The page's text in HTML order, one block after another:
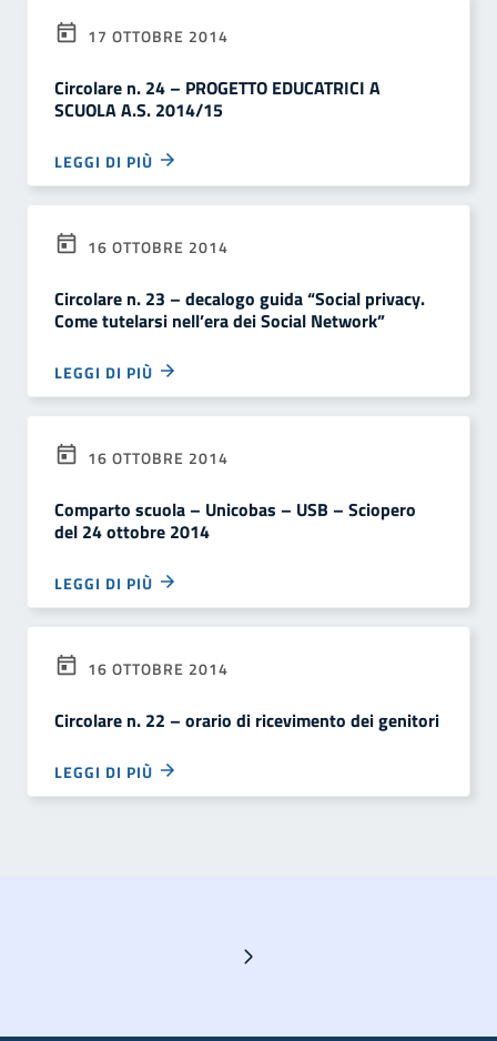
17 OTTOBRE 2014
Circolare n. 24 – PROGETTO EDUCATRICI A
SCUOLA A.S. 2014/15
LEGGI DI PIÙ
16 OTTOBRE 2014
Circolare n. 23 – decalogo guida “Social privacy.
Come tutelarsi nell’era dei Social Network”
LEGGI DI PIÙ
16 OTTOBRE 2014
Comparto scuola – Unicobas – USB – Sciopero
del 24 ottobre 2014
LEGGI DI PIÙ
16 OTTOBRE 2014
Circolare n. 22 – orario di ricevimento dei genitori
LEGGI DI PIÙ
Pagina successiva